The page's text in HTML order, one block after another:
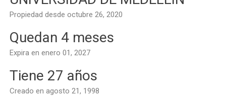
Propiedad desde octubre 26, 2020
Quedan 4 meses
Expira en enero 01, 2027
Tiene 27 años
Creado en agosto 21, 1998